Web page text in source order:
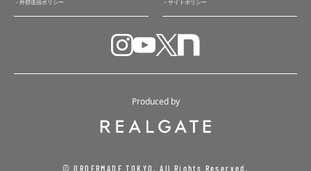
Produced by
© ORDERMADE TOKYO. All Rights Reserved.